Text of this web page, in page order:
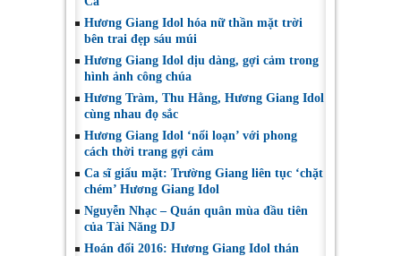
Hương Giang Idol hóa nữ thần mặt trời
bên trai đẹp sáu múi
Hương Giang Idol dịu dàng, gợi cảm trong
hình ảnh công chúa
Hương Tràm, Thu Hằng, Hương Giang Idol
cùng nhau đọ sắc
Hương Giang Idol ‘nổi loạn’ với phong
cách thời trang gợi cảm
Ca sĩ giấu mặt: Trường Giang liên tục ‘chặt
chém’ Hương Giang Idol
Nguyễn Nhạc – Quán quân mùa đầu tiên
của Tài Năng DJ
Hoán đổi 2016: Hương Giang Idol thán